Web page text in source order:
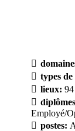
types
lieux:
Employé/
postes: